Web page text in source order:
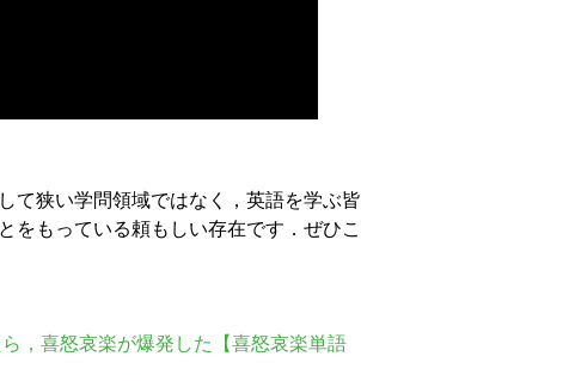
て狭い学問領域ではなく，英語を学ぶ皆
をもっている頼もしい存在です．ぜひこ
，喜怒哀楽が爆発した【喜怒哀楽単語